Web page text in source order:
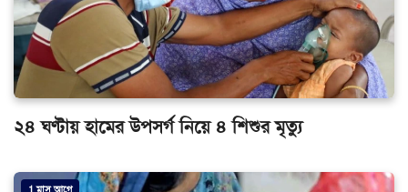
২৪ ঘণ্টায় হামের উপসর্গ নিয়ে ৪ শিশুর মৃত্যু
1 মাস আগে